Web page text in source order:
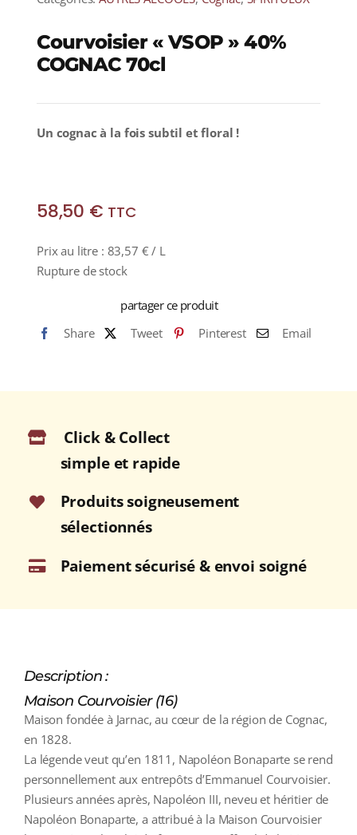
Courvoisier « VSOP » 40%
COGNAC 70cl
Un cognac à la fois subtil et floral !
58,50 € TTC
Prix au litre : 83,57 € / L
Rupture de stock
partager ce produit
Share
Tweet Pinterest Email
Click & Collect
simple et rapide
Produits soigneusement
sélectionnés
Paiement sécurisé & envoi soigné
Description :
Maison Courvoisier (16)
Maison fondée à Jarnac, au cœur de la région de Cognac,
en 1828.
La légende veut qu’en 1811, Napoléon Bonaparte se rend
personnellement aux entrepôts d’Emmanuel Courvoisier.
Plusieurs années après, Napoléon III, neveu et héritier de
Napoléon Bonaparte, a attribué à la Maison Courvoisier